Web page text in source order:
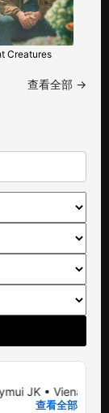
Creatures
查看全部 →
• Vieną naktį
查看全部